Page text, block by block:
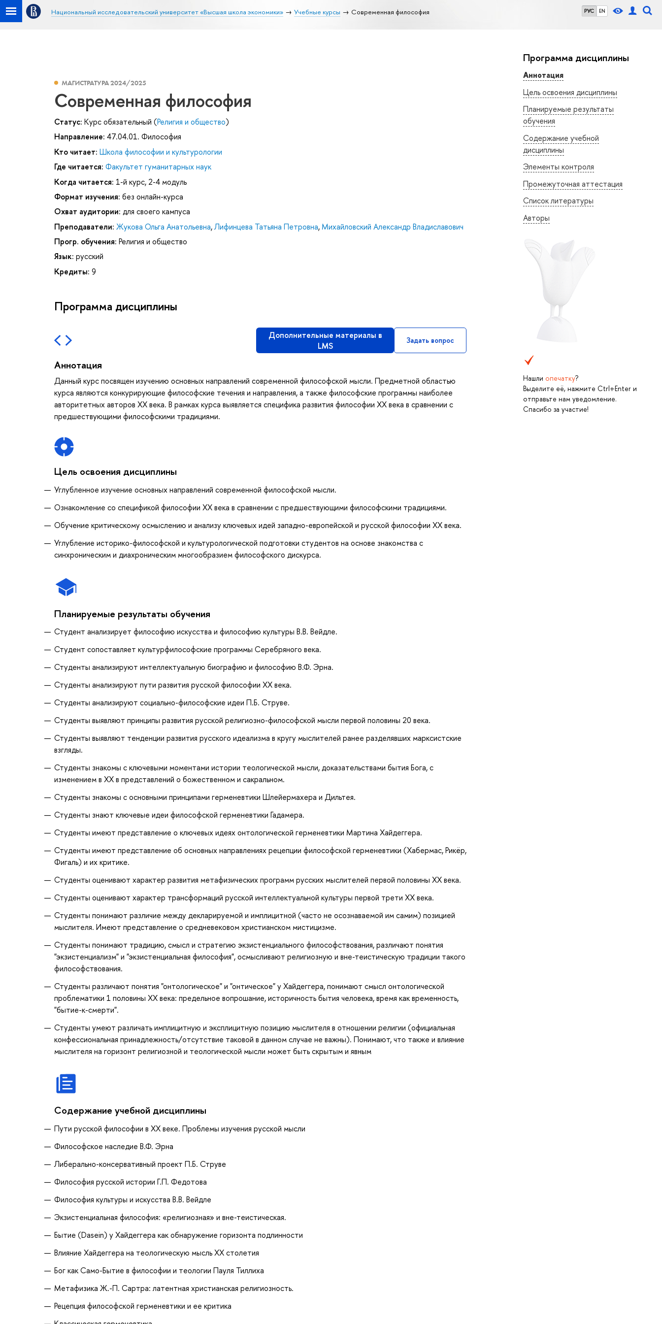
РУС EN
Национальный исследовательский университет «Высшая школа экономики» Учебные курсы Современная философия
Программа дисциплины
Аннотация
Цель освоения дисциплины
Планируемые результаты
обучения
Содержание учебной
дисциплины
Элементы контроля
Промежуточная аттестация
Список литературы
Авторы
Нашли опечатку?
Выделите её, нажмите Ctrl+Enter и
отправьте нам уведомление.
Спасибо за участие!
МАГИСТРАТУРА 2024/2025
Современная философия
Статус: Курс обязательный (Религия и общество)
Направление: 47.04.01. Философия
Кто читает: Школа философии и культурологии
Где читается: Факультет гуманитарных наук
Когда читается: 1-й курс, 2-4 модуль
Формат изучения: без онлайн-курса
Охват аудитории: для своего кампуса
Преподаватели: Жукова Ольга Анатольевна,Лифинцева Татьяна Петровна, Михайловский Александр Владиславович
Прогр. обучения: Религия и общество
Язык: русский
Кредиты: 9
Программа дисциплины
Дополнительные материалы в
LMS
Задать вопрос
Аннотация
Данный курс посвящен изучению основных направлений современной философской мысли. Предметной областью
курса являются конкурирующие философские течения и направления, а также философские программы наиболее
авторитетных авторов ХХ века. В рамках курса выявляется специфика развития философии ХХ века в сравнении с
предшествующими философскими традициями.
Цель освоения дисциплины
Углубленное изучение основных направлений современной философской мысли.
Oзнакомление со спецификой философии ХХ века в сравнении с предшествующими философскими традициями.
Обучение критическому осмыслению и анализу ключевых идей западно-европейской и русской философии ХХ века.
Углубление историко-философской и культурологической подготовки студентов на основе знакомства с
синхроническим и диахроническим многообразием философского дискурса.
Планируемые результаты обучения
Студент анализирует философию искусства и философию культуры В.В. Вейдле.
Студент сопоставляет культурфилософские программы Серебряного века.
Студенты анализируют интеллектуальную биографию и философию В.Ф. Эрна.
Студенты анализируют пути развития русской философии XX века.
Студенты анализируют социально-философские идеи П.Б. Струве.
Студенты выявляют принципы развития русской религиозно-философской мысли первой половины 20 века.
Студенты выявляют тенденции развития русского идеализма в кругу мыслителей ранее разделявших марксистские
взгляды.
Студенты знакомы с ключевыми моментами истории теологической мысли, доказательствами бытия Бога, с
изменением в ХХ в представлений о божественном и сакральном.
Студенты знакомы с основными принципами герменевтики Шлейермахера и Дильтея.
Студенты знают ключевые идеи философской герменевтики Гадамера.
Студенты имеют представление о ключевых идеях онтологической герменевтики Мартина Хайдеггера.
Студенты имеют представление об основных направлениях рецепции философской герменевтики (Хабермас, Рикёр,
Фигаль) и их критике.
Студенты оценивают характер развития метафизических программ русских мыслителей первой половины XX века.
Студенты оценивают характер трансформаций русской интеллектуальной культуры первой трети XX века.
Студенты понимают различие между декларируемой и имплицитной (часто не осознаваемой им самим) позицией
мыслителя. Имеют представление о средневековом христианском мистицизме.
Студенты понимают традицию, смысл и стратегию экзистенциального философствования, различают понятия
"экзистенциализм" и "экзистенциальная философия", осмысливают религиозную и вне-теистическую традиции такого
философствования.
Студенты различают понятия "онтологическое" и "онтическое" у Хайдеггера, понимают смысл онтологической
проблематики 1 половины ХХ века: предельное вопрошание, историчность бытия человека, время как временность,
"бытие-к-смерти".
Студенты умеют различать имплицитную и эксплицитную позицию мыслителя в отношении религии (официальная
конфессиональная принадлежность/отсутствие таковой в данном случае не важны). Понимают, что также и влияние
мыслителя на горизонт религиозной и теологической мысли может быть скрытым и явным
Содержание учебной дисциплины
Пути русской философии в ХХ веке. Проблемы изучения русской мысли
Философское наследие В.Ф. Эрна
Либерально-консервативный проект П.Б. Струве
Философия русской истории Г.П. Федотова
Философия культуры и искусства В.В. Вейдле
Экзистенциальная философия: «религиозная» и вне-теистическая.
Бытие (Dasein) у Хайдеггера как обнаружение горизонта подлинности
Влияние Хайдеггера на теологическую мысль ХХ столетия
Бог как Само-Бытие в философии и теологии Пауля Тиллиха
Метафизика Ж.-П. Сартра: латентная христианская религиозность.
Рецепция философской герменевтики и ее критика